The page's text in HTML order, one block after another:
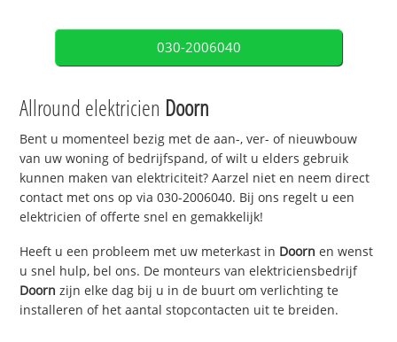
030-2006040
Allround elektricien Doorn
Bent u momenteel bezig met de aan-, ver- of nieuwbouw
van uw woning of bedrijfspand, of wilt u elders gebruik
kunnen maken van elektriciteit? Aarzel niet en neem direct
contact met ons op via 030-2006040. Bij ons regelt u een
elektricien of offerte snel en gemakkelijk!
Heeft u een probleem met uw meterkast in Doorn en wenst
u snel hulp, bel ons. De monteurs van elektriciensbedrijf
Doorn zijn elke dag bij u in de buurt om verlichting te
installeren of het aantal stopcontacten uit te breiden.